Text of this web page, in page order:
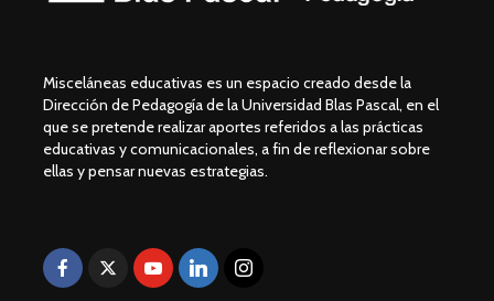
Misceláneas educativas es un espacio creado desde la
Dirección de Pedagogía de la Universidad Blas Pascal, en el
que se pretende realizar aportes referidos a las prácticas
educativas y comunicacionales, a fin de reflexionar sobre
ellas y pensar nuevas estrategias.